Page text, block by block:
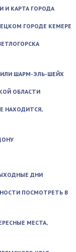
И КАРТА ГОРОДА
ГОРОДЕ КЕМЕРЕ
ИЛИ ШАРМ-ЭЛЬ-ШЕЙХ
ОБЛАСТИ
НАХОДИТСЯ,
ДНИ
ПОСМОТРЕТЬ В
МЕСТА,